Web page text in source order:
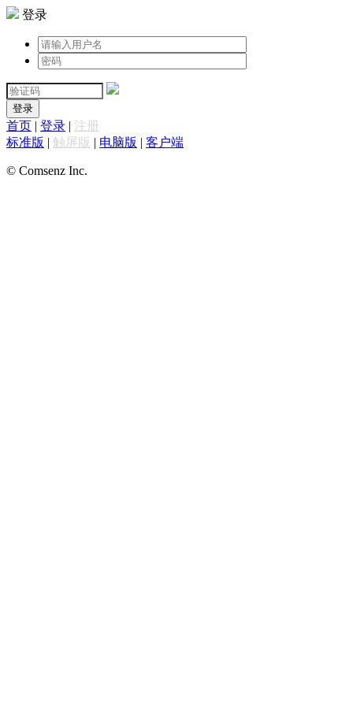
登录
登录
首页 | 登录 | 注册
标准版 | 触屏版 | 电脑版 | 客户端
© Comsenz Inc.